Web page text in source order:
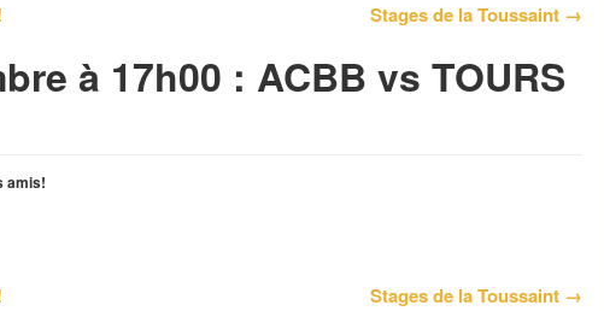
Stages de la Toussaint →
à 17h00 : ACBB vs TOURS
amis!
Stages de la Toussaint →